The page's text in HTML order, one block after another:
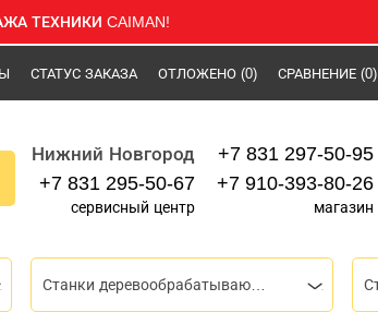
ТЕХНИКИ CAIMAN!
СТАТУС ЗАКАЗА ОТЛОЖЕНО (0) СРАВНЕНИЕ (0)
Нижний Новгород
+7 831 295-50-67
сервисный центр
+7 831 297-50-95
+7 910-393-80-26
магазин